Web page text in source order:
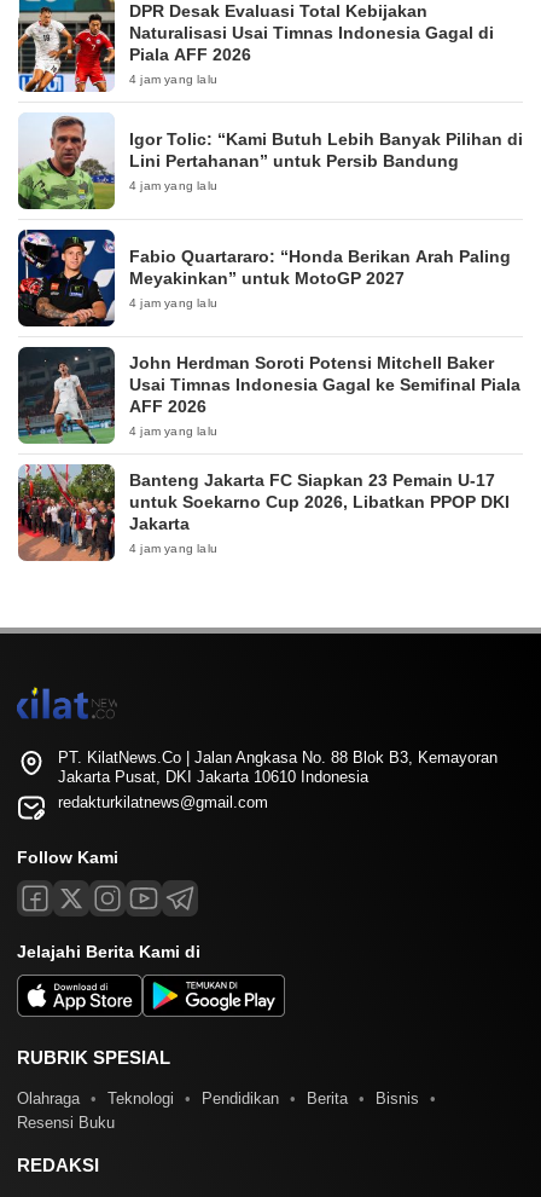
DPR Desak Evaluasi Total Kebijakan
Naturalisasi Usai Timnas Indonesia Gagal di
Piala AFF 2026
4 jam yang lalu
Igor Tolic: “Kami Butuh Lebih Banyak Pilihan di
Lini Pertahanan” untuk Persib Bandung
4 jam yang lalu
Fabio Quartararo: “Honda Berikan Arah Paling
Meyakinkan” untuk MotoGP 2027
4 jam yang lalu
John Herdman Soroti Potensi Mitchell Baker
Usai Timnas Indonesia Gagal ke Semifinal Piala
AFF 2026
4 jam yang lalu
Banteng Jakarta FC Siapkan 23 Pemain U-17
untuk Soekarno Cup 2026, Libatkan PPOP DKI
Jakarta
4 jam yang lalu
PT. KilatNews.Co | Jalan Angkasa No. 88 Blok B3, Kemayoran
Jakarta Pusat, DKI Jakarta 10610 Indonesia
redakturkilatnews@gmail.com
Follow Kami
Jelajahi Berita Kami di
RUBRIK SPESIAL
Olahraga Teknologi Pendidikan Berita
Bisnis
Resensi Buku
REDAKSI